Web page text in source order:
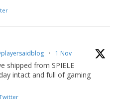
· 1 Nov
shipped from SPIELE
intact and full of gaming